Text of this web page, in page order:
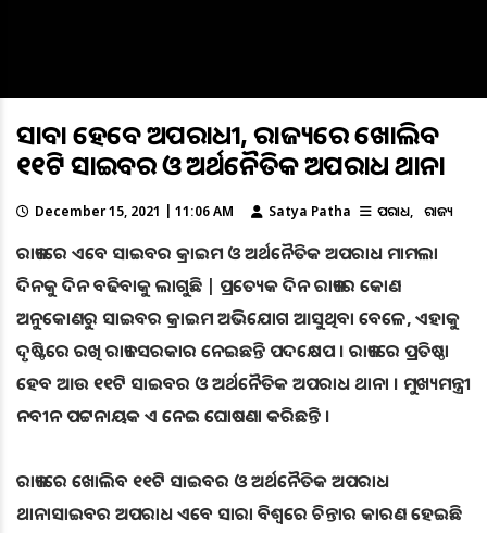
ସାବାଡ଼ ହେବେ ଅପରାଧୀ, ରାଜ୍ୟରେ ଖୋଲିବ
୧୧ଟି ସାଇବର ଓ ଅର୍ଥନୈତିକ ଅପରାଧ ଥାନା
December 15, 2021 | 11:06 AM Satya Patha ଅପରାଧ ରାଜ୍ୟ
ରାଜ୍ୟରେ ଏବେ ସାଇବର କ୍ରାଇମ ଓ ଅର୍ଥନୈତିକ ଅପରାଧ ମାମଲା
ଦିନକୁ ଦିନ ବଢିବାକୁ ଲାଗୁଛି | ପ୍ରତ୍ୟେକ ଦିନ ରାଜ୍ୟର କୋଣ
ଅନୁକୋଣରୁ ସାଇବର କ୍ରାଇମ ଅଭିଯୋଗ ଆସୁଥିବା ବେଳେ, ଏହାକୁ
ଦୃଷ୍ଟିରେ ରଖି ରାଜ୍ୟ ସରକାର ନେଇଛନ୍ତି ପଦକ୍ଷେପ । ରାଜ୍ୟରେ ପ୍ରତିଷ୍ଠା
ହେବ ଆଉ ୧୧ଟି ସାଇବର ଓ ଅର୍ଥନୈତିକ ଅପରାଧ ଥାନା । ମୁଖ୍ୟମନ୍ତ୍ରୀ
ନବୀନ ପଟ୍ଟନାୟକ ଏ ନେଇ ଘୋଷଣା କରିଛନ୍ତି ।
ରାଜ୍ୟରେ ଖୋଲିବ ୧୧ଟି ସାଇବର ଓ ଅର୍ଥନୈତିକ ଅପରାଧ
ଥାନାସାଇବର ଅପରାଧ ଏବେ ସାରା ବିଶ୍ବରେ ଚିନ୍ତାର କାରଣ ହେଇଛି